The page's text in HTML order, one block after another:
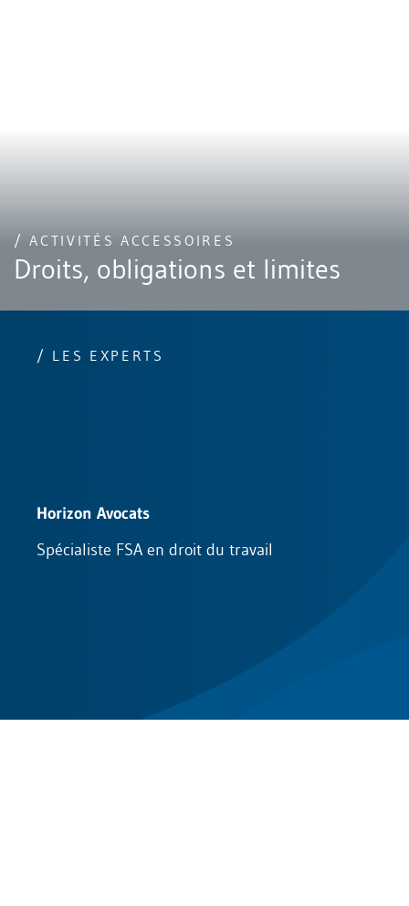
/ ACTIVITÉS ACCESSOIRES
Droits, obligations et limites
/ LES EXPERTS
Horizon Avocats
Spécialiste FSA en droit du travail